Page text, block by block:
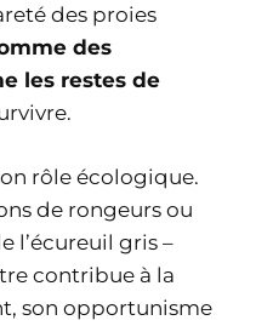
des proies
des
les restes de
rôle écologique.
de rongeurs ou
l’écureuil gris –
contribue à la
son opportunisme